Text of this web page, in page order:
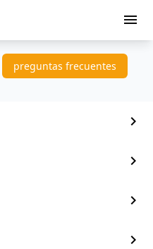
menu
preguntas frecuentes
chevron_right
chevron_right
chevron_right
chevron_right